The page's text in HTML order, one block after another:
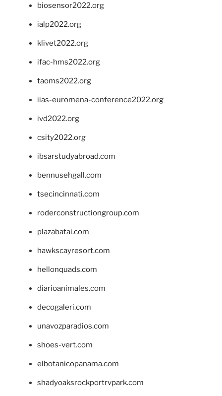
biosensor2022.org
ialp2022.org
klivet2022.org
ifac-hms2022.org
taoms2022.org
iias-euromena-conference2022.org
ivd2022.org
csity2022.org
ibsarstudyabroad.com
bennusehgall.com
tsecincinnati.com
roderconstructiongroup.com
plazabatai.com
hawkscayresort.com
hellonquads.com
diarioanimales.com
decogaleri.com
unavozparadios.com
shoes-vert.com
elbotanicopanama.com
shadyoaksrockportrvpark.com